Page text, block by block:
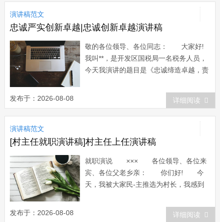
我们不能人人都成为优胜者，但我们应该
做一名追求进步，超越自我的勇敢者。为
了搞好期...
演讲稿范文
忠诚严实创新卓越|忠诚创新卓越演讲稿
敬的各位领导、各位同志： 大家好!
我叫**，是开发区国税局一名税务人员，
今天我演讲的题目是《忠诚缔造卓越，责
火，在这放飞梦想的时节，我们即将迎来
党90岁的生日。九十个风雨春秋，九十年
的奋斗不息。我们伟大的党历经岁月沧
桑，不论是南湖驶出的红船，还是延安窑
洞的灯...
发布于：2026-08-08 详细阅读
演讲稿范文
[村主任就职演讲稿]村主任上任演讲稿
就职演说 ××× 各位领导、各位来
宾、各位父老乡亲： 你们好! 今
天，我被大家民-主推选为村长，我感到
信任。在任职期内，我一定不辜负大家对
我的期望，坚决贯彻、执行党和国家的方
发布于：2026-08-08 详细阅读